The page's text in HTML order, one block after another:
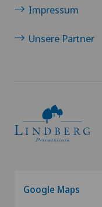
Impressum
Unsere Partner
Google Maps